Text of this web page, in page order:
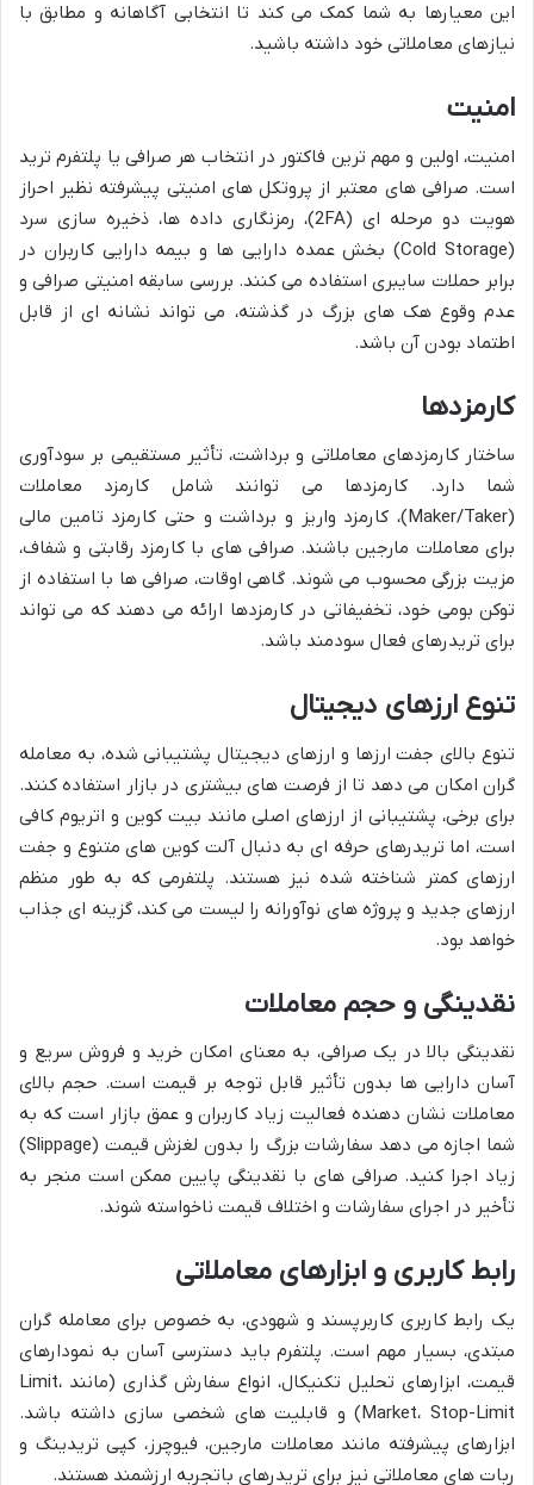
این معیارها به شما کمک می کند تا انتخابی آگاهانه و مطابق با
نیازهای معاملاتی خود داشته باشید.
امنیت
امنیت، اولین و مهم ترین فاکتور در انتخاب هر صرافی یا پلتفرم ترید
است. صرافی های معتبر از پروتکل های امنیتی پیشرفته نظیر احراز
هویت دو مرحله ای (2FA)، رمزنگاری داده ها، ذخیره سازی سرد
(Cold Storage) بخش عمده دارایی ها و بیمه دارایی کاربران در
برابر حملات سایبری استفاده می کنند. بررسی سابقه امنیتی صرافی و
عدم وقوع هک های بزرگ در گذشته، می تواند نشانه ای از قابل
اطتماد بودن آن باشد.
کارمزدها
ساختار کارمزدهای معاملاتی و برداشت، تأثیر مستقیمی بر سودآوری
شما دارد. کارمزدها می توانند شامل کارمزد معاملات
(Maker/Taker)، کارمزد واریز و برداشت و حتی کارمزد تامین مالی
برای معاملات مارجین باشند. صرافی های با کارمزد رقابتی و شفاف،
مزیت بزرگی محسوب می شوند. گاهی اوقات، صرافی ها با استفاده از
توکن بومی خود، تخفیفاتی در کارمزدها ارائه می دهند که می تواند
برای تریدرهای فعال سودمند باشد.
تنوع ارزهای دیجیتال
تنوع بالای جفت ارزها و ارزهای دیجیتال پشتیبانی شده، به معامله
گران امکان می دهد تا از فرصت های بیشتری در بازار استفاده کنند.
برای برخی، پشتیبانی از ارزهای اصلی مانند بیت کوین و اتریوم کافی
است، اما تریدرهای حرفه ای به دنبال آلت کوین های متنوع و جفت
ارزهای کمتر شناخته شده نیز هستند. پلتفرمی که به طور منظم
ارزهای جدید و پروژه های نوآورانه را لیست می کند، گزینه ای جذاب
خواهد بود.
نقدینگی و حجم معاملات
نقدینگی بالا در یک صرافی، به معنای امکان خرید و فروش سریع و
آسان دارایی ها بدون تأثیر قابل توجه بر قیمت است. حجم بالای
معاملات نشان دهنده فعالیت زیاد کاربران و عمق بازار است که به
شما اجازه می دهد سفارشات بزرگ را بدون لغزش قیمت (Slippage)
زیاد اجرا کنید. صرافی های با نقدینگی پایین ممکن است منجر به
تأخیر در اجرای سفارشات و اختلاف قیمت ناخواسته شوند.
رابط کاربری و ابزارهای معاملاتی
یک رابط کاربری کاربرپسند و شهودی، به خصوص برای معامله گران
مبتدی، بسیار مهم است. پلتفرم باید دسترسی آسان به نمودارهای
قیمت، ابزارهای تحلیل تکنیکال، انواع سفارش گذاری (مانند Limit،
Market، Stop-Limit) و قابلیت های شخصی سازی داشته باشد.
ابزارهای پیشرفته مانند معاملات مارجین، فیوچرز، کپی تریدینگ و
ربات های معاملاتی نیز برای تریدرهای باتجربه ارزشمند هستند.